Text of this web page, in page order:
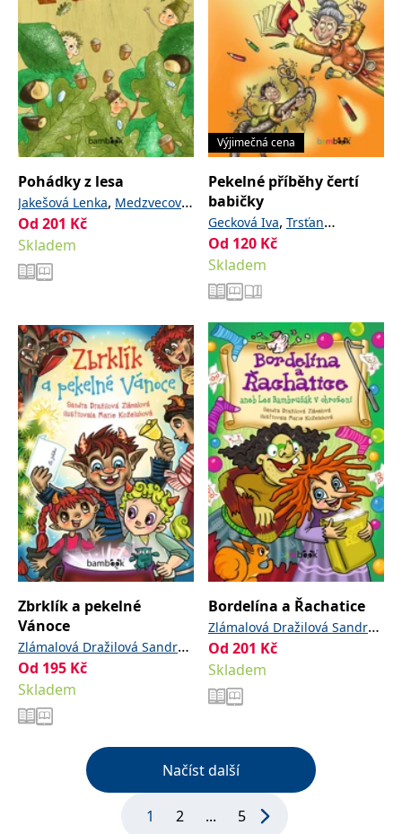
Pohádky z lesa
Jakešová Lenka, Medzvecová
Dagmar
Od 201 Kč
Skladem
Výjimečná cena
Pekelné příběhy čertí
babičky
Gecková Iva, Trsťan
Drahomír
Od 120 Kč
Skladem
Zbrklík a pekelné
Vánoce
Zlámalová Dražilová Sandra,
Koželuhová Marie
Od 195 Kč
Skladem
Bordelína a Řachatice
Zlámalová Dražilová Sandra,
Koželuhová Marie
Od 201 Kč
Skladem
Načíst další
1 2 ... 5